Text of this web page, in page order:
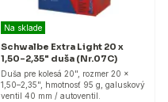
Na sklade
Schwalbe Extra Light 20 x
1,50–2,35" duša (Nr.07C)
Duša pre kolesá 20", rozmer 20 x
1,50–2,35", hmotnosť 95 g, galuskový
ventil 40 mm / autoventil.